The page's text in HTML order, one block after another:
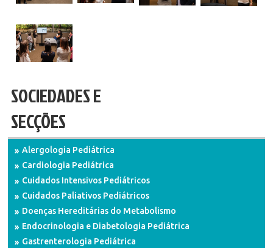
SOCIEDADES E
SECÇÕES
Alergologia Pediátrica
Cardiologia Pediátrica
Cuidados Intensivos Pediátricos
Cuidados Paliativos Pediátricos
Doenças Hereditárias do Metabolismo
Endocrinologia e Diabetologia Pediátrica
Gastrenterologia Pediátrica